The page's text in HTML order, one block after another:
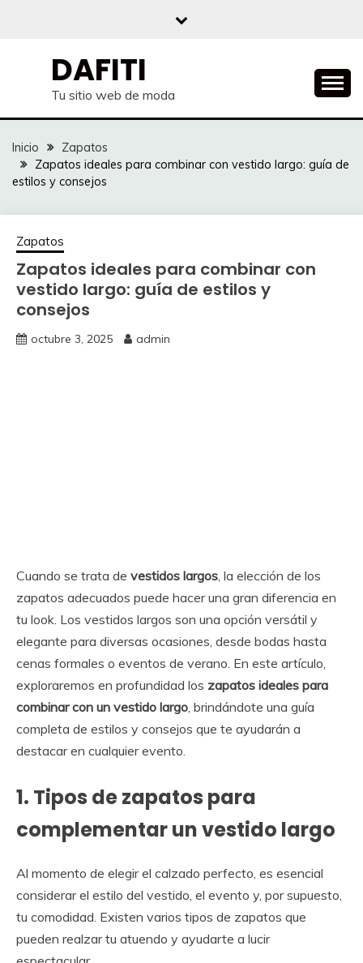
DAFITI
Tu sitio web de moda
Inicio
Zapatos
Zapatos ideales para combinar con vestido largo: guía de
estilos y consejos
Zapatos
Zapatos ideales para combinar con
vestido largo: guía de estilos y
consejos
octubre 3, 2025 admin
Cuando se trata de vestidos largos, la elección de los
zapatos adecuados puede hacer una gran diferencia en
tu look. Los vestidos largos son una opción versátil y
elegante para diversas ocasiones, desde bodas hasta
cenas formales o eventos de verano. En este artículo,
exploraremos en profundidad los zapatos ideales para
combinar con un vestido largo, brindándote una guía
completa de estilos y consejos que te ayudarán a
destacar en cualquier evento.
1. Tipos de zapatos para
complementar un vestido largo
Al momento de elegir el calzado perfecto, es esencial
considerar el estilo del vestido, el evento y, por supuesto,
tu comodidad. Existen varios tipos de zapatos que
pueden realzar tu atuendo y ayudarte a lucir